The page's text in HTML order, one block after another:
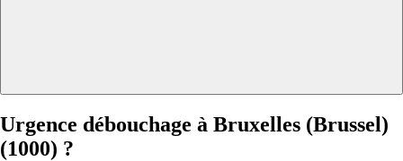
Urgence débouchage à Bruxelles (Brussel)
(1000) ?